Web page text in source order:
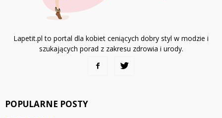
Lapetit.pl to portal dla kobiet ceniących dobry styl w modzie i
szukających porad z zakresu zdrowia i urody.
POPULARNE POSTY